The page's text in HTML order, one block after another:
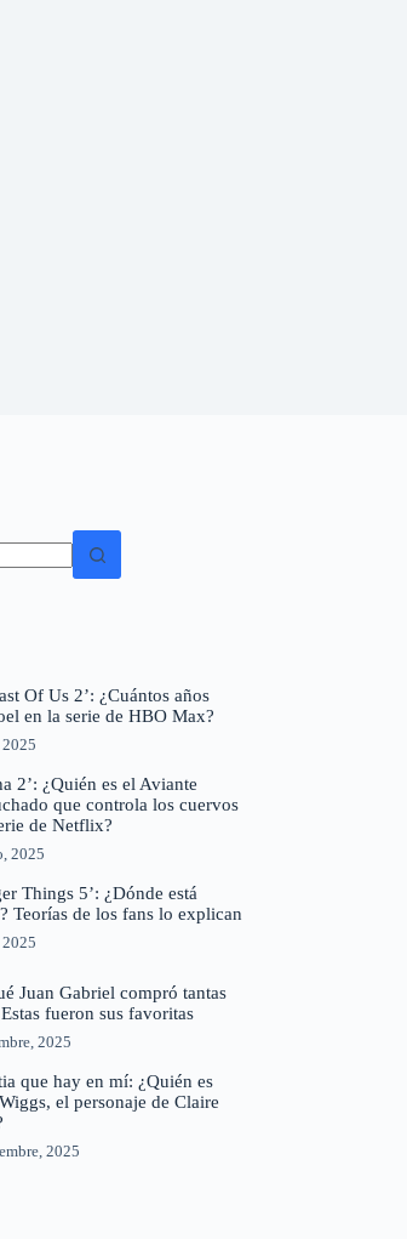
Of Us 2’: ¿Cuántos años
en la serie de HBO Max?
2’: ¿Quién es el Aviante
que controla los cuervos
de Netflix?
2025
Things 5’: ¿Dónde está
Teorías de los fans lo explican
Juan Gabriel compró tantas
Estas fueron sus favoritas
2025
que hay en mí: ¿Quién es
el personaje de Claire
2025